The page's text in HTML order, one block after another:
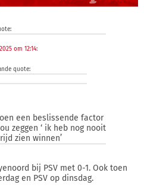
om 12:14:
quote:
een beslissende factor
zeggen ‘ ik heb nog nooit
zien winnen’
bij PSV met 0-1. Ook toen
en PSV op dinsdag.